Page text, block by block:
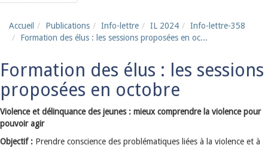
Accueil Publications Info-lettre IL 2024
Info-lettre-358
Formation des élus : les sessions proposées en oc...
Formation des élus : les sessions
proposées en octobre
Violence et délinquance des jeunes : mieux comprendre la violence pour
pouvoir agir
Objectif : Prendre conscience des problématiques liées à la violence et à